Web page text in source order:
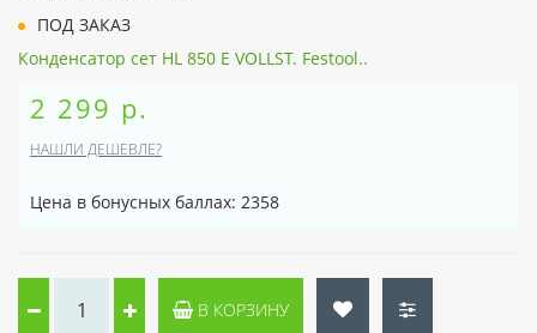
ПОД ЗАКАЗ
Конденсатор сет HL 850 E VOLLST. Festool..
2 299 р.
НАШЛИ ДЕШЕВЛЕ?
Цена в бонусных баллах: 2358
В КОРЗИНУ